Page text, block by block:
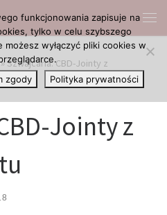
»Szwajcaria: CBD-Jointy z
Jointy z
funkcjonowania zapisuje na
tylko w celu szybszego
wyłączyć pliki cookies w
zgody Polityka prywatności